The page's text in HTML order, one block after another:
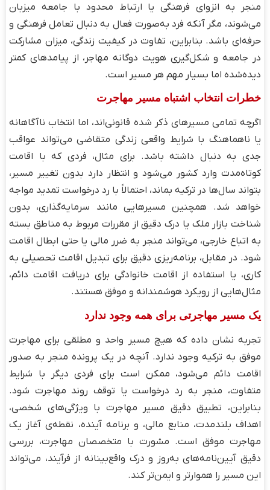
منجر به انزوای فرهنگی یا ارتباط محدود با جامعه میزبان
می‌شوند، مگر آنکه فرد به‌صورت فعال به دنبال تعامل فرهنگی و
حرفه‌ای باشد. بنابراین، تفاوت در کیفیت زندگی، میزان مشارکت
در جامعه و شکل‌گیری هویت دوگانه مهاجر، از پیامدهای کمتر
دیده‌شده اما بسیار مهم هر مسیر است.
خطرات انتخاب اشتباه مسیر مهاجرت
اگرچه تمامی مسیرهای ذکر شده قانونی‌اند، اما انتخاب ناآگاهانه
یا ناهماهنگ با شرایط واقعی زندگی متقاضی می‌تواند عواقب
جدی به دنبال داشته باشد. برای مثال، فردی که با اقامت
کوتاه‌مدت وارد کشور می‌شود و انتظار دارد بدون تغییر مسیر،
بتواند سال‌ها در ترکیه بماند، احتمالاً با رد درخواست تمدید مواجه
خواهد شد. همچنین مسیرهایی مانند سرمایه‌گذاری، بدون
شناخت بازار ملک یا درک دقیق از مقررات مربوط به مناطق بسته
به اتباع خارجی، می‌تواند منجر به ضرر مالی یا حتی ابطال اقامت
شود. در مقابل، برنامه‌ریزی دقیق برای تبدیل اقامت تحصیلی به
کاری، یا استفاده از اقامت خانوادگی برای دریافت اقامت دائم،
مثال‌هایی از رویکرد هوشمندانه و موفق هستند.
یک مسیر مهاجرتی برای همه وجود ندارد
تجربه نشان داده که هیچ مسیر واحد و مطلقی برای مهاجرت
موفق به ترکیه وجود ندارد. آنچه در یک پرونده منجر به صدور
اقامت دائم می‌شود، ممکن است برای فردی دیگر با شرایط
متفاوت، منجر به رد درخواست یا توقف روند مهاجرت شود.
بنابراین، تطبیق دقیق مسیر مهاجرت با ویژگی‌های شخصی،
اهداف بلندمدت، منابع مالی، و برنامه آینده، نقطه‌ی آغاز یک
مهاجرت موفق است. مشورت با متخصصان مهاجرت، بررسی
دقیق آیین‌نامه‌های به‌روز و درک واقع‌بینانه از فرآیند، می‌تواند
این مسیر را هموارتر و ایمن‌تر کند.